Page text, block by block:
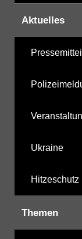
Aktuelles
Ukraine
Hitzeschutz
Themen